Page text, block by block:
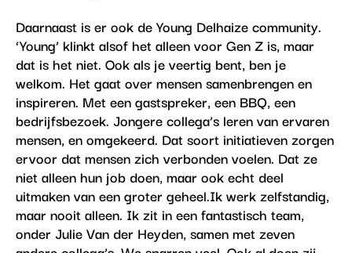
Daarnaast is er ook de Young Delhaize community.
‘Young’ klinkt alsof het alleen voor Gen Z is, maar
dat is het niet. Ook als je veertig bent, ben je
welkom. Het gaat over mensen samenbrengen en
inspireren. Met een gastspreker, een BBQ, een
bedrijfsbezoek. Jongere collega’s leren van ervaren
mensen, en omgekeerd. Dat soort initiatieven zorgen
ervoor dat mensen zich verbonden voelen. Dat ze
niet alleen hun job doen, maar ook echt deel
uitmaken van een groter geheel.Ik werk zelfstandig,
maar nooit alleen. Ik zit in een fantastisch team,
onder Julie Van der Heyden, samen met zeven